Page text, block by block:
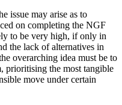
issue may arise as to
on completing the NGF
to be very high, if only in
the lack of alternatives in
overarching idea must be to
priori­tising the most tangible
move under cer­tain